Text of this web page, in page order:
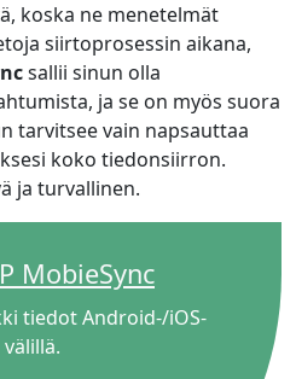
koska ne menetelmät
siirtoprosessin aikana,
sallii sinun olla
ja se on myös suora
tarvitsee vain napsauttaa
koko tiedonsiirron.
ja turvallinen.
MobieSync
tiedot Android-/iOS-